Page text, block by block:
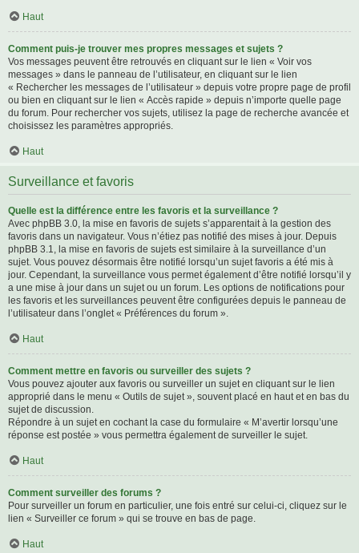
Haut
Comment puis-je trouver mes propres messages et sujets ?
Vos messages peuvent être retrouvés en cliquant sur le lien « Voir vos
messages » dans le panneau de l’utilisateur, en cliquant sur le lien
« Rechercher les messages de l’utilisateur » depuis votre propre page de profil
ou bien en cliquant sur le lien « Accès rapide » depuis n’importe quelle page
du forum. Pour rechercher vos sujets, utilisez la page de recherche avancée et
choisissez les paramètres appropriés.
Haut
Surveillance et favoris
Quelle est la différence entre les favoris et la surveillance ?
Avec phpBB 3.0, la mise en favoris de sujets s’apparentait à la gestion des
favoris dans un navigateur. Vous n’étiez pas notifié des mises à jour. Depuis
phpBB 3.1, la mise en favoris de sujets est similaire à la surveillance d’un
sujet. Vous pouvez désormais être notifié lorsqu’un sujet favoris a été mis à
jour. Cependant, la surveillance vous permet également d’être notifié lorsqu’il y
a une mise à jour dans un sujet ou un forum. Les options de notifications pour
les favoris et les surveillances peuvent être configurées depuis le panneau de
l’utilisateur dans l’onglet « Préférences du forum ».
Haut
Comment mettre en favoris ou surveiller des sujets ?
Vous pouvez ajouter aux favoris ou surveiller un sujet en cliquant sur le lien
approprié dans le menu « Outils de sujet », souvent placé en haut et en bas du
sujet de discussion.
Répondre à un sujet en cochant la case du formulaire « M’avertir lorsqu’une
réponse est postée » vous permettra également de surveiller le sujet.
Haut
Comment surveiller des forums ?
Pour surveiller un forum en particulier, une fois entré sur celui-ci, cliquez sur le
lien « Surveiller ce forum » qui se trouve en bas de page.
Haut